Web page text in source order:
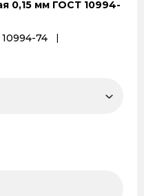
0,15 мм ГОСТ 10994-
74